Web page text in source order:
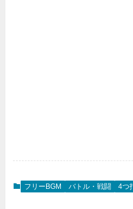
フリーBGM バトル・戦闘 4つ